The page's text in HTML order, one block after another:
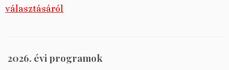
választásáról
2026. évi programok